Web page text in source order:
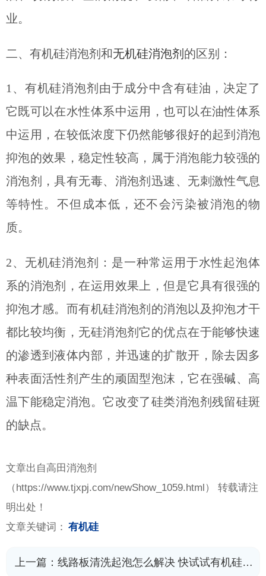
业。
二、有机硅消泡剂和无机硅消泡剂 的区别：
1、有机硅消泡剂 由于成分中含有硅油， 决定了
它既可以在水性体系中运用，也可以在油性体系
中运用，在较低浓度下仍然能够很好的起到消泡
抑泡的效果，稳定性较高，属于消泡能力较强的
消泡剂，具有无毒、消泡剂迅速、无刺激性气息
等特性。 不但成本低，还不会污染被消泡的物
质。
2、无机硅消泡剂：是一种常运用于水性起泡体
系的消泡剂，在运用效果上，但是它具有很强的
抑泡才感。而有机硅消泡剂的消泡以及抑泡才干
都比较均衡， 无硅消泡剂它的优点在于能够快速
的渗透到液体内部，并迅速的扩散开，除去因多
种表面活性剂产生的顽固型泡沫，它在强碱、高
温下能稳定消泡。它改变了硅类消泡剂残留硅斑
的缺点。
文章出自高田消泡剂
（https://www.tjxpj.com/newShow_1059.html） 转载请注
明出处！
文章关键词： 有机硅
上一篇：线路板清洗起泡怎么解决 快试试有机硅消泡剂